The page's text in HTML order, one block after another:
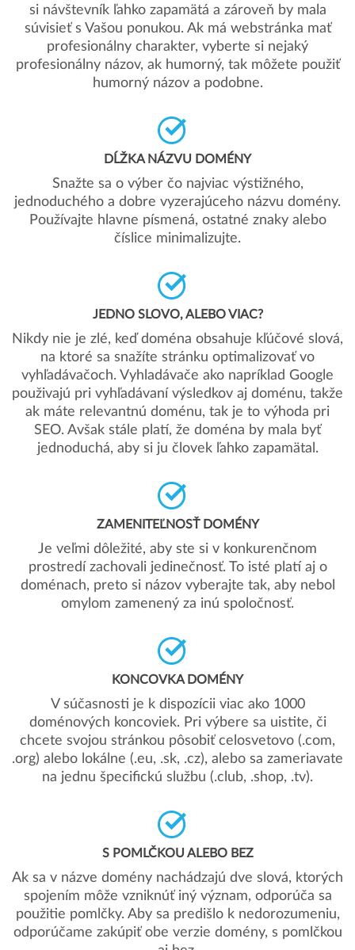
si návštevník ľahko zapamätá a zároveň by mala
súvisieť s Vašou ponukou. Ak má webstránka mať
profesionálny charakter, vyberte si nejaký
profesionálny názov, ak humorný, tak môžete použiť
humorný názov a podobne.
DĹŽKA NÁZVU DOMÉNY
Snažte sa o výber čo najviac výstižného,
jednoduchého a dobre vyzerajúceho názvu domény.
Používajte hlavne písmená, ostatné znaky alebo
číslice minimalizujte.
JEDNO SLOVO, ALEBO VIAC?
Nikdy nie je zlé, keď doména obsahuje kľúčové slová,
na ktoré sa snažíte stránku optimalizovať vo
vyhľadávačoch. Vyhladávače ako napríklad Google
použivajú pri vyhľadávaní výsledkov aj doménu, takže
ak máte relevantnú doménu, tak je to výhoda pri
SEO. Avšak stále platí, že doména by mala byť
jednoduchá, aby si ju človek ľahko zapamätal.
ZAMENITEĽNOSŤ DOMÉNY
Je veľmi dôležité, aby ste si v konkurenčnom
prostredí zachovali jedinečnosť. To isté platí aj o
doménach, preto si názov vyberajte tak, aby nebol
omylom zamenený za inú spoločnosť.
KONCOVKA DOMÉNY
V súčasnosti je k dispozícii viac ako 1000
doménových koncoviek. Pri výbere sa uistite, či
chcete svojou stránkou pôsobiť celosvetovo (.com,
.org) alebo lokálne (.eu, .sk, .cz), alebo sa zameriavate
na jednu špecifickú službu (.club, .shop, .tv).
S POMLČKOU ALEBO BEZ
Ak sa v názve domény nachádzajú dve slová, ktorých
spojením môže vzniknúť iný význam, odporúča sa
použitie pomlčky. Aby sa predišlo k nedorozumeniu,
odporúčame zakúpiť obe verzie domény, s pomlčkou